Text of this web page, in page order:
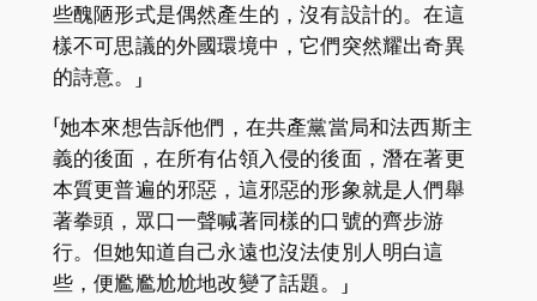
些醜陋形式是偶然產生的，沒有設計的。在這
樣不可思議的外國環境中，它們突然耀出奇異
的詩意。」
「她本來想告訴他們，在共產黨當局和法西斯主
義的後面，在所有佔領入侵的後面，潛在著更
本質更普遍的邪惡，這邪惡的形象就是人們舉
著拳頭，眾口一聲喊著同樣的口號的齊步游
行。但她知道自己永遠也沒法使別人明白這
些，便尷尷尬尬地改變了話題。」